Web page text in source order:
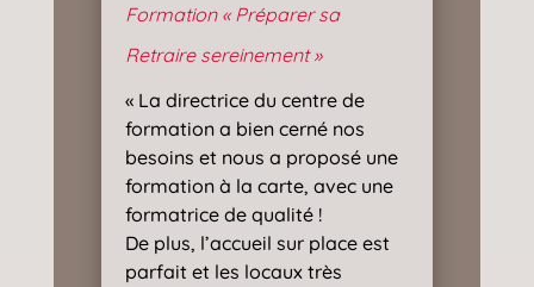
Formation « Préparer sa
Retraire sereinement »
« La directrice du centre de
formation a bien cerné nos
besoins et nous a proposé une
formation à la carte, avec une
formatrice de qualité !
De plus, l’accueil sur place est
parfait et les locaux très